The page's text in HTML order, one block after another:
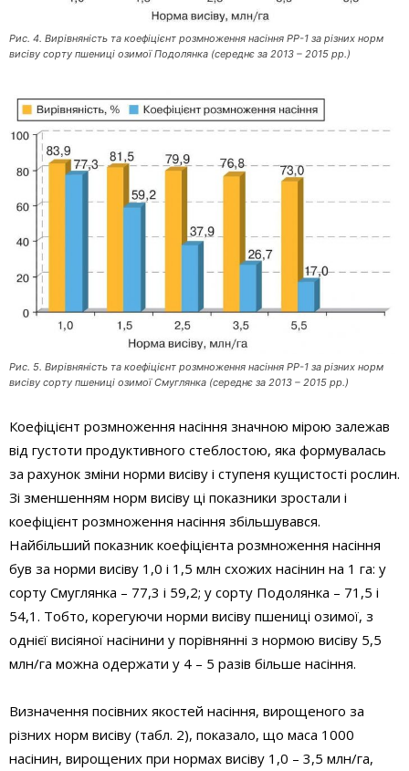
Рис. 4. Вирівняність та коефіцієнт розмноження насіння РР-1 за різних норм
висіву сорту пшениці озимої Подолянка (середнє за 2013 – 2015 рр.)
Рис. 5. Вирівняність та коефіцієнт розмноження насіння РР-1 за різних норм
висіву сорту пшениці озимої Смуглянка (середнє за 2013 – 2015 рр.)
Коефіцієнт розмноження насіння значною мірою залежав
від густоти продуктивного стеблостою, яка формувалась
за рахунок зміни норми висіву і ступеня кущистості рослин.
Зі зменшенням норм висіву ці показники зростали і
коефіцієнт розмноження насіння збільшувався.
Найбільший показник коефіцієнта розмноження насіння
був за норми висіву 1,0 і 1,5 млн схожих насінин на 1 га: у
сорту Смуглянка – 77,3 і 59,2; у сорту Подолянка – 71,5 і
54,1. Тобто, корегуючи норми висіву пшениці озимої, з
однієї висіяної насінини у порівнянні з нормою висіву 5,5
млн/га можна одержати у 4 – 5 разів більше насіння.
Визначення посівних якостей насіння, вирощеного за
різних норм висіву (табл. 2), показало, що маса 1000
насінин, вирощених при нормах висіву 1,0 – 3,5 млн/га,